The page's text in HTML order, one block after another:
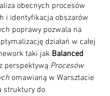
obecnych procesów
i identyfikacja obszarów
poprawy pozwala na
działań w całej
taki jak Balanced
perspektywą Procesów
omawianą w Warsztacie
struktury do